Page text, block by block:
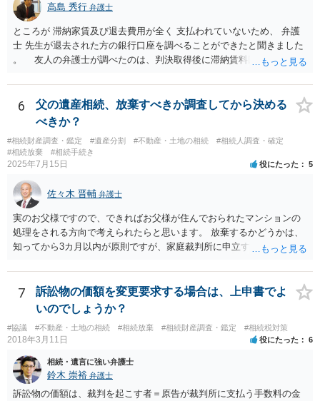
高島 秀行 弁護士
ところが 滞納家賃及び退去費用が全く 支払われていないため、 弁護
士 先生が退去された方の銀行口座を調べることができたと聞きました
。 友人の弁護士が調べたのは、判決取得後に滞納賃料回収のため
預金の入出金履歴を調べたわけではありません。 残念ながら、事案
や目的も異なりますし、開示の内容も異なります。
6
父の遺産相続、放棄すべきか調査してから決める
べきか？
#相続財産調査・鑑定 #遺産分割 #不動産・土地の相続
#相続人調査・確定
#相続放棄
#相続手続き
2025年7月15日 役にたった 5
佐々木 晋輔 弁護士
実のお父様ですので、できればお父様が住んでおられたマンションの
処理をされる方向で考えられたらと思います。 放棄するかどうかは、
知ってから3カ月以内が原則ですが、家庭裁判所に申立すれば3カ月の
放棄するかどうか決めることができます。 銀行やサラ金が数年も放置
することはありませんので、数年後に借金が発見される可能性はほぼ
ありません。 なお、私が扱った相続放棄を検討していた案件で、期間
伸長して調査したところ、サラ金に対する過払金など相当な財産が見
つかったため相続したという事例がありました。
7
訴訟物の価額を変更要求する場合は、上申書でよ
いのでしょうか？
#協議 #不動産・土地の相続 #相続放棄 #相続財産調査・鑑定 #相続税対策
2018年3月11日 役にたった 6
相続・遺言に強い弁護士
鈴木 崇裕 弁護士
訴訟物の価額は、裁判を起こす者＝原告が裁判所に支払う手数料の金